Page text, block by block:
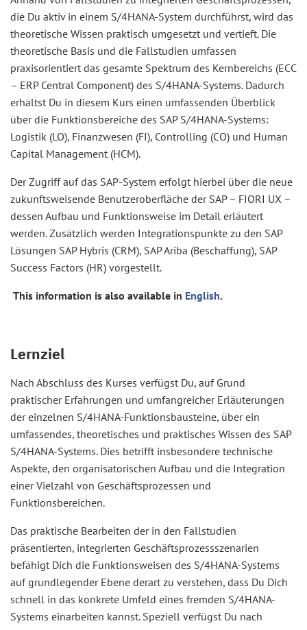
die Du aktiv in einem S/4HANA-System durchführst, wird das
theoretische Wissen praktisch umgesetzt und vertieft. Die
theoretische Basis und die Fallstudien umfassen
praxisorientiert das gesamte Spektrum des Kernbereichs (ECC
– ERP Central Component) des S/4HANA-Systems. Dadurch
erhältst Du in diesem Kurs einen umfassenden Überblick
über die Funktionsbereiche des SAP S/4HANA-Systems:
Logistik (LO), Finanzwesen (FI), Controlling (CO) und Human
Capital Management (HCM).
Der Zugriff auf das SAP-System erfolgt hierbei über die neue
zukunftsweisende Benutzeroberfläche der SAP – FIORI UX –
dessen Aufbau und Funktionsweise im Detail erläutert
werden. Zusätzlich werden Integrationspunkte zu den SAP
Lösungen SAP Hybris (CRM), SAP Ariba (Beschaffung), SAP
Success Factors (HR) vorgestellt.
This information is also available in English.
Lernziel
Nach Abschluss des Kurses verfügst Du, auf Grund
praktischer Erfahrungen und umfangreicher Erläuterungen
der einzelnen S/4HANA-Funktionsbausteine, über ein
umfassendes, theoretisches und praktisches Wissen des SAP
S/4HANA-Systems. Dies betrifft insbesondere technische
Aspekte, den organisatorischen Aufbau und die Integration
einer Vielzahl von Geschäftsprozessen und
Funktionsbereichen.
Das praktische Bearbeiten der in den Fallstudien
präsentierten, integrierten Geschäftsprozessszenarien
befähigt Dich die Funktionsweisen des S/4HANA-Systems
auf grundlegender Ebene derart zu verstehen, dass Du Dich
schnell in das konkrete Umfeld eines fremden S/4HANA-
Systems einarbeiten kannst. Speziell verfügst Du nach